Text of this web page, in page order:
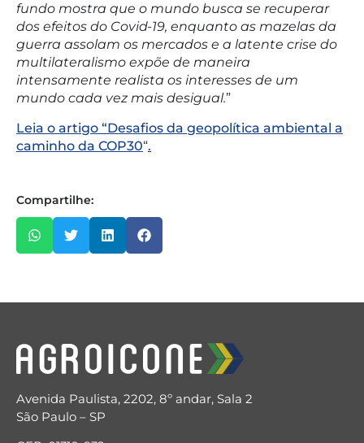
fundo mostra que o mundo busca se recuperar
dos efeitos do Covid-19, enquanto as mazelas da
guerra assolam os mercados e a latente crise do
multilateralismo expõe de maneira
intensamente realista os interesses de um
mundo cada vez mais desigual.”
Leia o artigo “Desafios da geopolítica ambiental a
caminho da COP30“.
Compartilhe:
Avenida Paulista, 2202, 8º andar, Sala 2
São Paulo – SP